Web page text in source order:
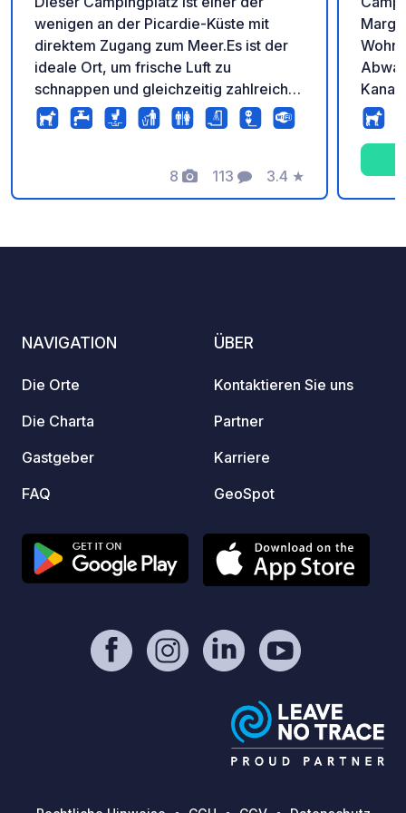
wenigen an der Picardie-Küste mit
direktem Zugang zum Meer.Es ist der
ideale Ort, um frische Luft zu
schnappen und gleichzeitig zahlreiche
Wasseraktivitäten und einen
atemberaubenden Blick auf das Meer
8
Fotos
113
Kommentare
3.4
Bewertung
★
NAVIGATION
Die Orte
Die Charta
Gastgeber
FAQ
ÜBER
Kontaktieren Sie uns
Partner
Karriere
GeoSpot